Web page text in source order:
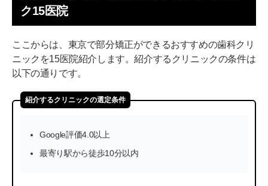
ク15医院
ここからは、東京で部分矯正ができるおすすめの歯科クリ
ニックを15医院紹介します。紹介するクリニックの条件は
以下の通りです。
紹介するクリニックの選定条件
Google評価4.0以上
最寄り駅から徒歩10分以内